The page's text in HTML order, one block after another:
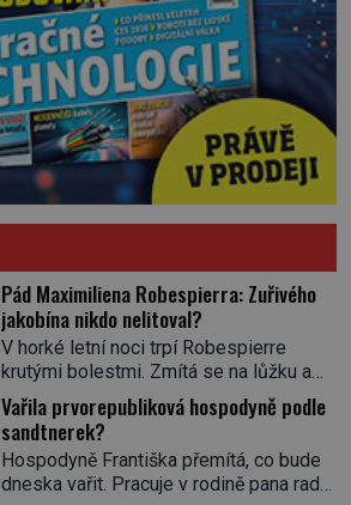
Pád Maximiliena Robespierra: Zuřivého
jakobína nikdo nelitoval?
V horké letní noci trpí Robespierre
krutými bolestmi. Zmítá se na lůžku a
hlavou mu víří kolotoč myšlenek. Když
se probere z mdlob, vzpomene si na
jednu z pařížských jasnovidek, kterou
před lety navštívil. Prorokovala mu
tragický osud. Tehdy se jí vysmál.
Vařila prvorepubliková hospodyně podle
sandtnerek?
Hospodyně Františka přemítá, co bude
dneska vařit. Pracuje v rodině pana rady